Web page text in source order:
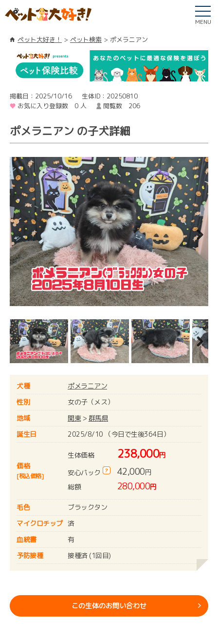
MENU
ペット大好き！ ペット検索 ポメラニアン
掲載日：2025/10/16
生体ID：20250810
お気に入り登録数 0 人
閲覧数 206
ポメラニアン の子犬詳細
Next
Next
犬種
ポメラニアン
性別
女の子（メス）
地域
関東> 群馬県
誕生日
2025/8/10 （今日で生後364日）
価格
[税込価格]
生体価格 238,000円
安心パック
? 42,000円
総額
280,000円
毛色
ブラックタン
マイクロチップ 済
血統書
有
予防接種
接種済 (1回目)
この生体のお問い合わせ